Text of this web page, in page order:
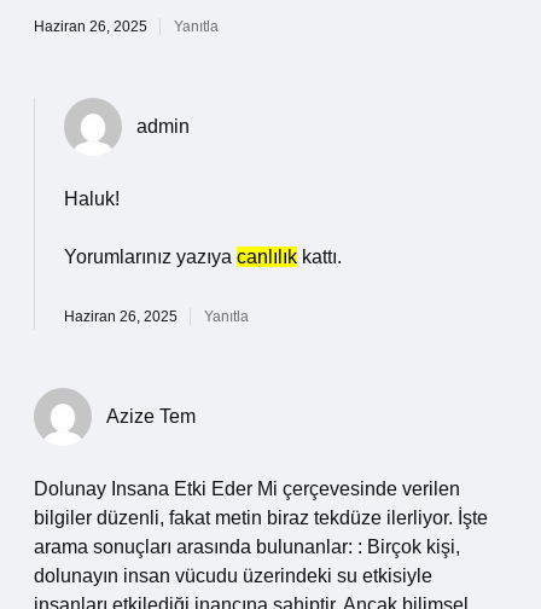
Haziran 26, 2025 Yanıtla
admin
Haluk!
Yorumlarınız yazıya canlılık kattı.
Haziran 26, 2025 Yanıtla
Azize Tem
Dolunay Insana Etki Eder Mi çerçevesinde verilen
bilgiler düzenli, fakat metin biraz tekdüze ilerliyor. İşte
arama sonuçları arasında bulunanlar: : Birçok kişi,
dolunayın insan vücudu üzerindeki su etkisiyle
insanları etkilediği inancına sahiptir. Ancak bilimsel